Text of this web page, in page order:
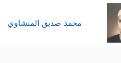
محمد صديق المنشاوي